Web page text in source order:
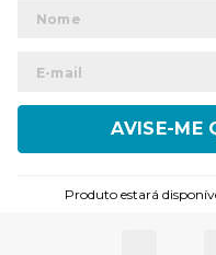
Produto estará